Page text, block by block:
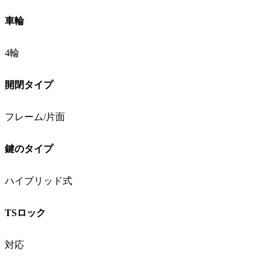
車輪
4輪
開閉タイプ
フレーム/片面
鍵のタイプ
ハイブリッド式
TSロック
対応